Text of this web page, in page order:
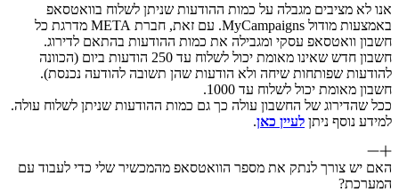
אנו לא מציבים מגבלה על כמות ההודעות שניתן לשלוח בוואטסאפ
באמצעות מודול MyCampaigns. עם זאת, חברת META מדרגת כל
חשבון וואטסאפ עסקי ומגבילה את כמות ההודעות בהתאם לדירוג.
חשבון חדש שאינו מאומת יכול לשלוח עד 250 הודעות ביום (הכוונה
להודעות שפותחות שיחה ולא הודעות שהן תשובה להודעה נכנסת).
חשבון מאומת יכול לשלוח עד 1000.
ככל שהדירוג של החשבון עולה כך גם כמות ההודעות שניתן לשלוח עולה.
למידע נוסף ניתן לעיין כאן.
האם יש צורך לנתק את מספר הוואטסאפ מהמכשיר שלי כדי לעבוד עם
המערכת?